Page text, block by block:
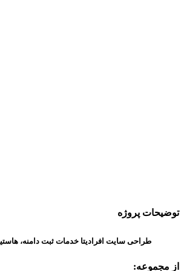
توضیحات پروژه
طراحی سایت افرادیتا خدمات ثبت دامنه،
از مجموعه: